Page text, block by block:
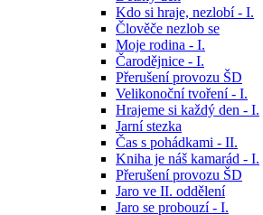
Kdo si hraje, nezlobí - I.
Člověče nezlob se
Moje rodina - I.
Čarodějnice - I.
Přerušení provozu ŠD
Velikonoční tvoření - I.
Hrajeme si každý den - I.
Jarní stezka
Čas s pohádkami - II.
Kniha je náš kamarád - I.
Přerušení provozu ŠD
Jaro ve II. oddělení
Jaro se probouzí - I.